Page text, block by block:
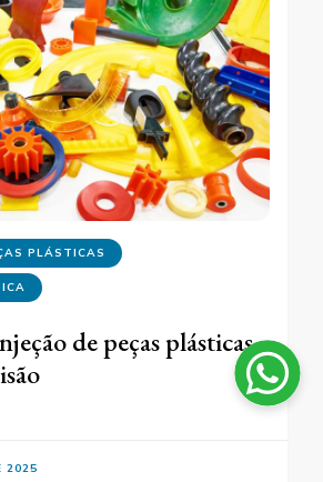
PLÁSTICAS
de peças plásticas
2025